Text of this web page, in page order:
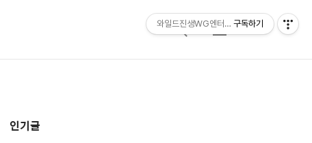
검
메
추
인기글
와일드진생WG엔터테인먼트
구독하기